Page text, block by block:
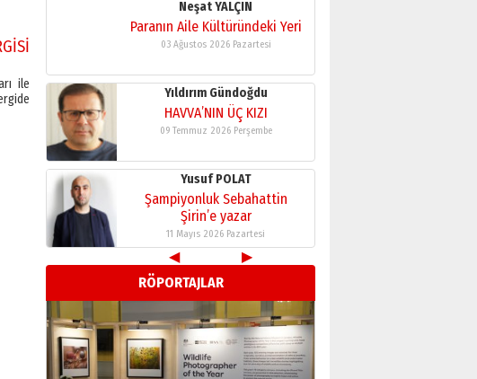
ile
Neşat YALÇIN
Paranın Aile Kültüründeki Yeri
03 Ağustos 2026 Pazartesi
Yıldırım Gündoğdu
HAVVA’NIN ÜÇ KIZI
09 Temmuz 2026 Perşembe
Yusuf POLAT
Şampiyonluk Sebahattin
Şirin’e yazar
11 Mayıs 2026 Pazartesi
Neşat YALÇIN
Paranın Aile Kültüründeki Yeri
03 Ağustos 2026 Pazartesi
Yıldırım Gündoğdu
HAVVA’NIN ÜÇ KIZI
◀
▶
RÖPORTAJLAR